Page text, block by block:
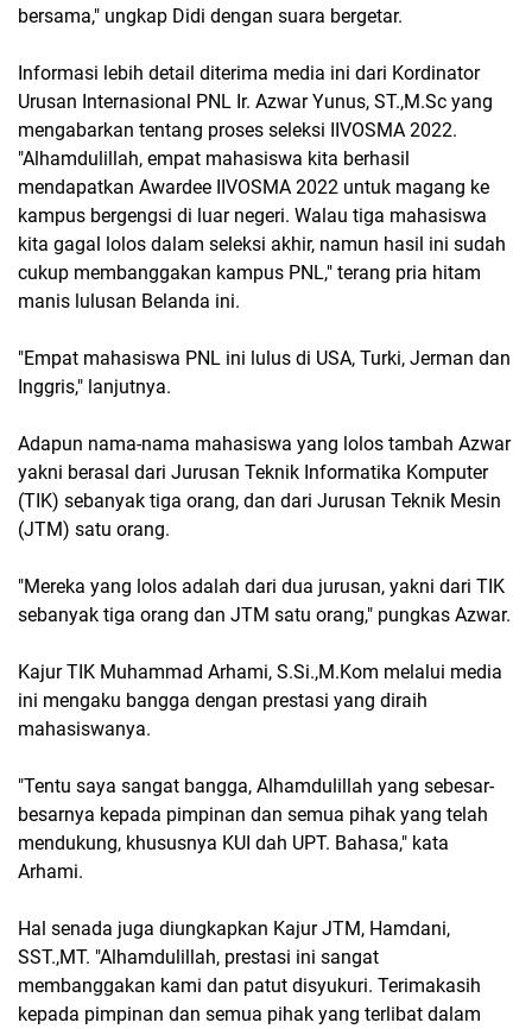
bersama," ungkap Didi dengan suara bergetar.
Informasi lebih detail diterima media ini dari Kordinator
Urusan Internasional PNL Ir. Azwar Yunus, ST.,M.Sc yang
mengabarkan tentang proses seleksi IIVOSMA 2022.
"Alhamdulillah, empat mahasiswa kita berhasil
mendapatkan Awardee IIVOSMA 2022 untuk magang ke
kampus bergengsi di luar negeri. Walau tiga mahasiswa
kita gagal lolos dalam seleksi akhir, namun hasil ini sudah
cukup membanggakan kampus PNL," terang pria hitam
manis lulusan Belanda ini.
"Empat mahasiswa PNL ini lulus di USA, Turki, Jerman dan
Inggris," lanjutnya.
Adapun nama-nama mahasiswa yang lolos tambah Azwar
yakni berasal dari Jurusan Teknik Informatika Komputer
(TIK) sebanyak tiga orang, dan dari Jurusan Teknik Mesin
(JTM) satu orang.
"Mereka yang lolos adalah dari dua jurusan, yakni dari TIK
sebanyak tiga orang dan JTM satu orang," pungkas Azwar.
Kajur TIK Muhammad Arhami, S.Si.,M.Kom melalui media
ini mengaku bangga dengan prestasi yang diraih
mahasiswanya.
"Tentu saya sangat bangga, Alhamdulillah yang sebesar-
besarnya kepada pimpinan dan semua pihak yang telah
mendukung, khususnya KUI dah UPT. Bahasa," kata
Arhami.
Hal senada juga diungkapkan Kajur JTM, Hamdani,
SST.,MT. "Alhamdulillah, prestasi ini sangat
membanggakan kami dan patut disyukuri. Terimakasih
kepada pimpinan dan semua pihak yang terlibat dalam